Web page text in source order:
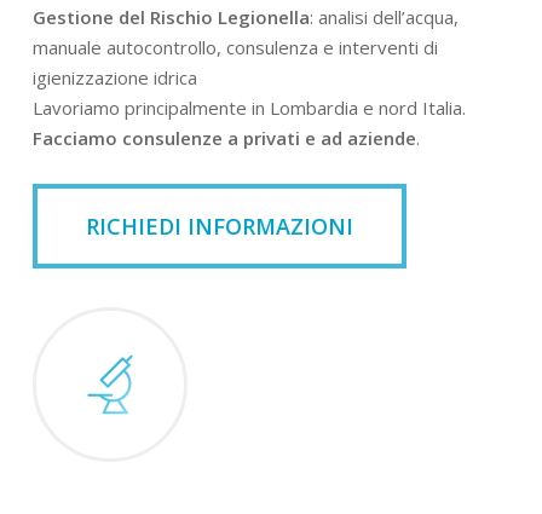
Gestione del Rischio Legionella: analisi dell’acqua,
manuale autocontrollo, consulenza e interventi di
igienizzazione idrica
Lavoriamo principalmente in Lombardia e nord Italia.
Facciamo consulenze a privati e ad aziende.
RICHIEDI INFORMAZIONI